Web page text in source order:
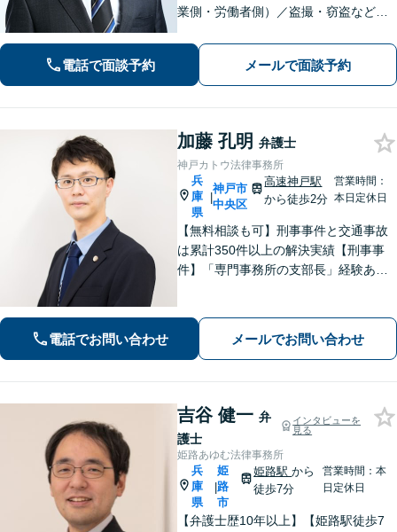
業側・労働者側）／盗撮・窃盗など刑
お任せください。粘り強く的確な交渉
力と速やかな行動力を活かし、依頼者
さまに有利な解決を目指します
電話で面談予約 メールで面談予約
加藤 孔明 弁護士
神戸カトウ法律事務所
兵
庫
県
|
神戸市
中央区
高速神戸駅
から徒歩2分
営業時間：
本日定休日
【無料相談も可】刑事事件と交通事故
は累計350件以上の解決実績【刑事事
件】「専門事務所の支部長」経験あ
額した事例、示談金が5倍以上に増額し
た事例など多数【神戸駅3分】
電話でお問い合わせ メールでお問い合わせ
吉谷 健一 弁
護士
インタビューを
見る
姫路あゆむ法律事務所
兵
庫
県
|
姫
路
市
姫路駅から
徒歩7分
営業時間：本
日定休日
【弁護士歴10年以上】【姫路駅徒歩7